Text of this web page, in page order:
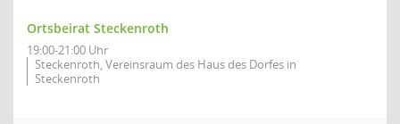
Ortsbeirat Steckenroth
19:00-21:00 Uhr
Steckenroth, Vereinsraum des Haus des Dorfes in
Steckenroth